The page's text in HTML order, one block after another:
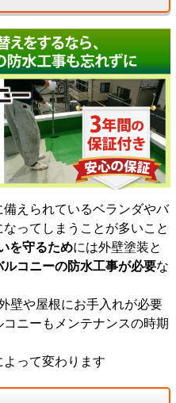
えられているベランダやバ
なってしまうことが多いこと
を守るためには外壁塗装と
ルコニーの防水工事が必要な
壁や屋根にお手入れが必要
ニーもメンテナンスの時期
って変わります